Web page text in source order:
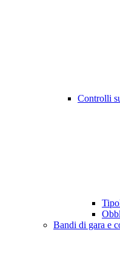
Controlli
Bandi di gara e